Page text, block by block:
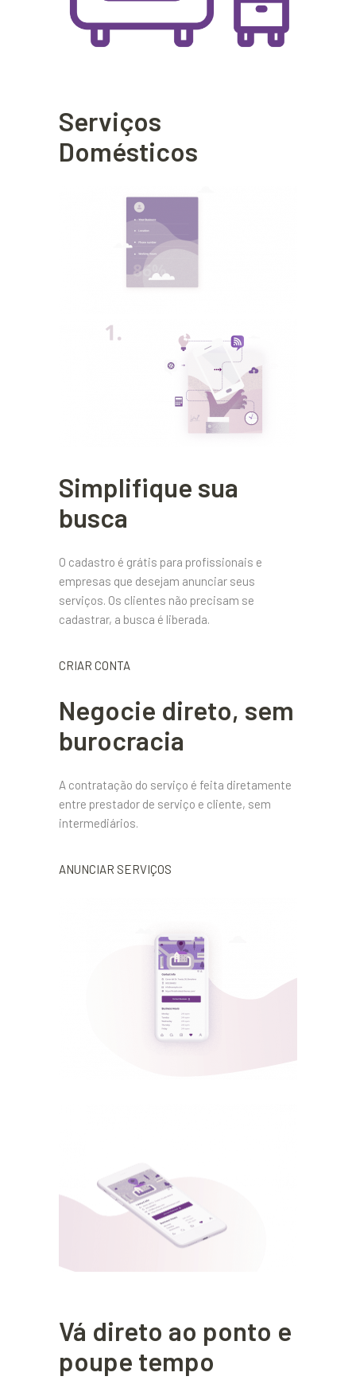
Serviços
Domésticos
Simplifique sua
busca
O cadastro é grátis para profissionais e
empresas que desejam anunciar seus
serviços. Os clientes não precisam se
cadastrar, a busca é liberada.
CRIAR CONTA
Negocie direto, sem
burocracia
A contratação do serviço é feita diretamente
entre prestador de serviço e cliente, sem
intermediários.
ANUNCIAR SERVIÇOS
Vá direto ao ponto e
poupe tempo